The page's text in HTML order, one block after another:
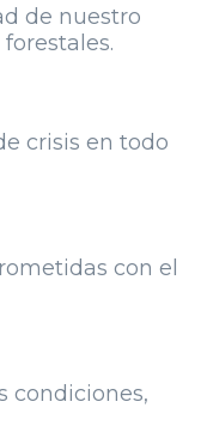
de nuestro
crisis en todo
con el
condiciones,